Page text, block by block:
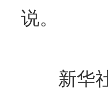
说。
新华社